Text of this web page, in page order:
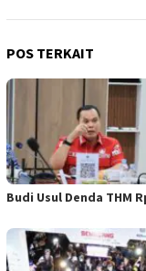
POS TERKAIT
Budi Usul Denda THM